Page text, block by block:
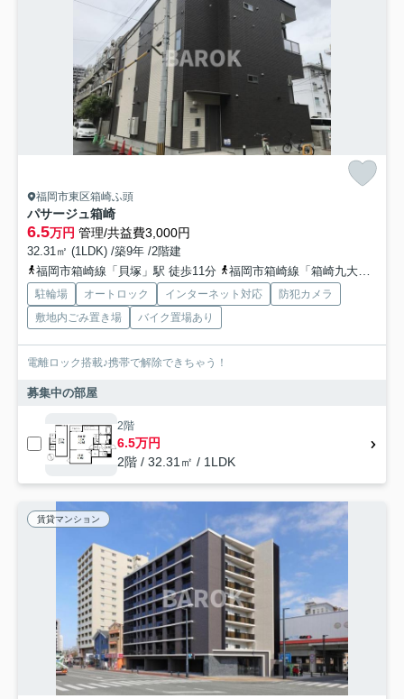
福岡市東区箱崎ふ頭
パサージュ箱崎
6.5万円 管理/共益費3,000円
32.31㎡ (1LDK) /築9年 /2階建
福岡市箱崎線「貝塚」駅 徒歩11分
福岡市箱崎線「箱崎九大前」駅 徒歩28分
駐輪場 オートロック インターネット対応
防犯カメラ
敷地内ごみ置き場
バイク置場あり
電離ロック搭載♪携帯で解除できちゃう！
募集中の部屋
2階
6.5万円
2階 / 32.31㎡ / 1LDK
賃貸マンション